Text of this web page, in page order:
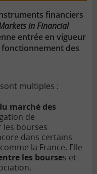
financiers
in Financial
entrée en vigueur
fonctionnement des
multiples :
marché des
de
bourses
dans certains
la France. Elle
les bourses et